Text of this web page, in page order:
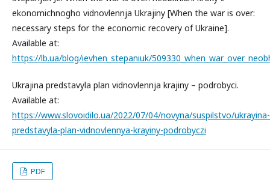
ekonomichnogho vidnovlennja Ukrajiny [When the war is over:
necessary steps for the economic recovery of Ukraine].
Available at:
https://lb.ua/blog/ievhen_stepaniuk/
Ukrajina predstavyla plan vidnovlennja krajiny – podrobyci.
Available at:
https://www.slovoidilo.ua/2022/07/04/novyna/suspilstvo/ukrayina-
predstavyla-plan-vidnovlennya-krayiny-podrobyczi
PDF